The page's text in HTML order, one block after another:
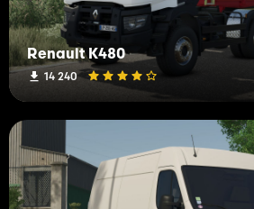
Renault K480
14 240